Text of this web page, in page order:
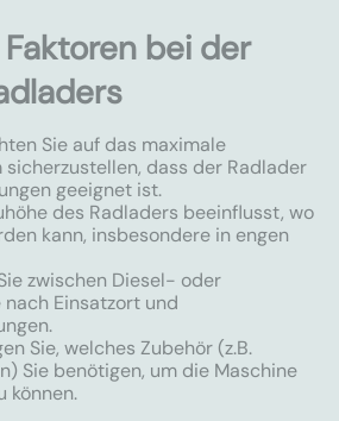
bei der
Sie auf das maximale
sicherzustellen, dass der Radlader
geeignet ist.
des Radladers beeinflusst, wo
kann, insbesondere in engen
zwischen Diesel- oder
Einsatzort und
Sie, welches Zubehör (z.B.
Sie benötigen, um die Maschine
können.